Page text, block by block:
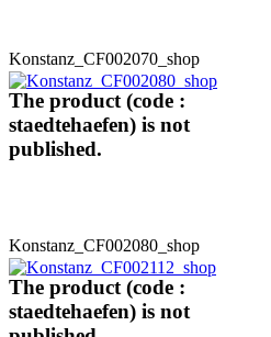
Konstanz_CF002070_shop
The product (code :
staedtehaefen) is not
published.
Konstanz_CF002080_shop
The product (code :
staedtehaefen) is not